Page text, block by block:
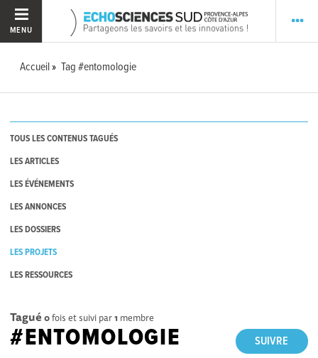
MENU
Accueil Tag #entomologie
TOUS LES CONTENUS TAGUÉS
LES ARTICLES
LES ÉVÉNEMENTS
LES ANNONCES
LES DOSSIERS
LES PROJETS
LES RESSOURCES
Tagué 0fois et suivi par1 membre
SUIVRE
#ENTOMOLOGIE